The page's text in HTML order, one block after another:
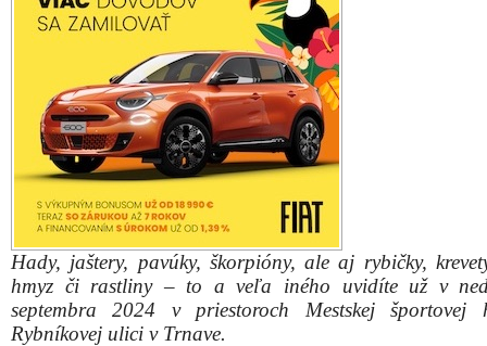
Hady, jaštery, pavúky, škorpióny, ale aj rybičky,
hmyz či rastliny – to a veľa iného uvidíte už v
septembra 2024 v priestoroch Mestskej športovej
Rybníkovej ulici v Trnave.